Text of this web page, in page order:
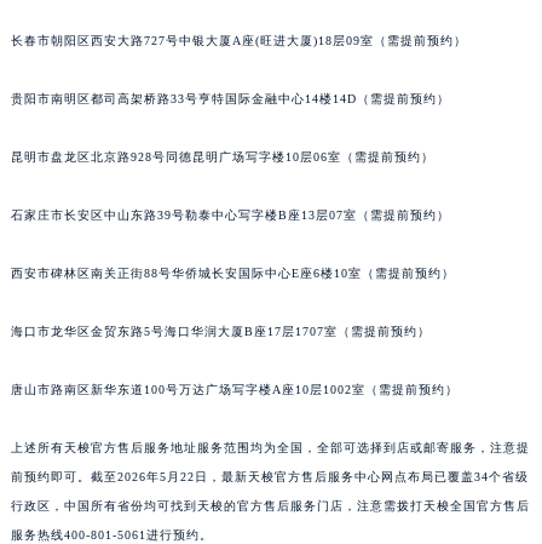
长春市朝阳区西安大路727号中银大厦A座(旺进大厦)18层09室（需提前预约）
贵阳市南明区都司高架桥路33号亨特国际金融中心14楼14D（需提前预约）
昆明市盘龙区北京路928号同德昆明广场写字楼10层06室（需提前预约）
石家庄市长安区中山东路39号勒泰中心写字楼B座13层07室（需提前预约）
西安市碑林区南关正街88号华侨城长安国际中心E座6楼10室（需提前预约）
海口市龙华区金贸东路5号海口华润大厦B座17层1707室（需提前预约）
唐山市路南区新华东道100号万达广场写字楼A座10层1002室（需提前预约）
上述所有天梭官方售后服务地址服务范围均为全国，全部可选择到店或邮寄服务，注意提
前预约即可。截至2026年5月22日，最新天梭官方售后服务中心网点布局已覆盖34个省级
行政区，中国所有省份均可找到天梭的官方售后服务门店，注意需拨打天梭全国官方售后
服务热线400-801-5061进行预约。